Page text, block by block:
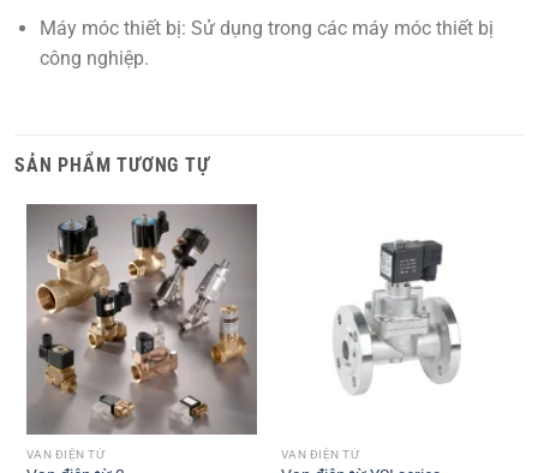
Máy móc thiết bị: Sử dụng trong các máy móc thiết bị
công nghiệp.
SẢN PHẨM TƯƠNG TỰ
VAN ĐIỆN TỪ VAN ĐIỆN TỪ